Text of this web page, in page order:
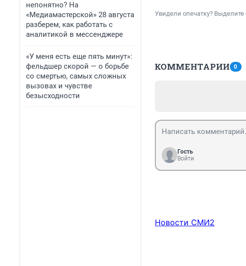
непонятно? На
«Медиамастерской» 28 августа
разберем, как работать с
аналитикой в мессенджере
«У меня есть еще пять минут»:
фельдшер скорой — о борьбе
со смертью, самых сложных
вызовах и чувстве
безысходности
Увидели опечатку?
КОММЕНТАРИИ 0
Гость
Войти
Новости СМИ2